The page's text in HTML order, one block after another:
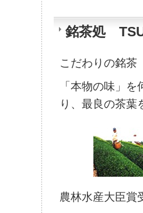
銘茶処
こだわりの銘茶
「本物の味」
り、最良の茶葉
農林水産大臣賞